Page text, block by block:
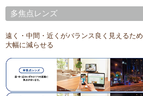
多焦点レンズ
遠く・中間・近くがバランス良く見えるた
大幅に減らせる